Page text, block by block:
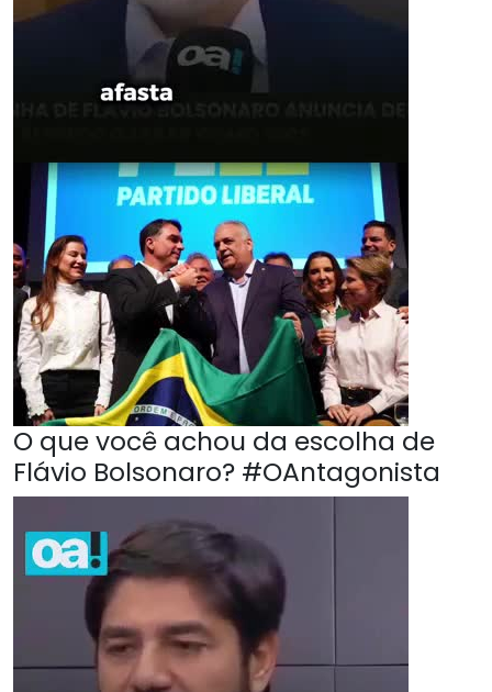
O que você achou da escolha de
Flávio Bolsonaro? #OAntagonista